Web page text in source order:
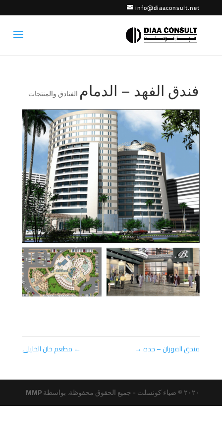
info@diaaconsult.net
فندق الفهد – الدمام الفنادق والمنتجات
← مطعم خان الخليلي فندق الفوزان – جدة →
٢٠٢٠ © ضياء كونسلت - جميع الحقوق محفوظة. بواسطة MMP